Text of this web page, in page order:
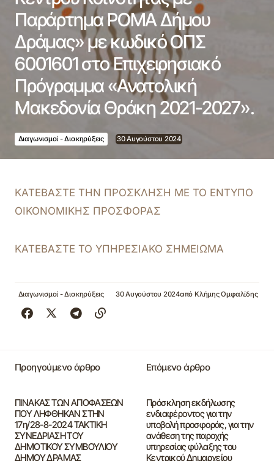
Παράρτημα ΡΟΜΑ Δήμου
Δράμας» με κωδικό ΟΠΣ
6001601 στο Επιχειρησιακό
Πρόγραμμα «Ανατολική
Μακεδονία Θράκη 2021-2027».
Διαγωνισμοί - Διακηρύξεις 30 Αυγούστου 2024
ΚΑΤΕΒΑΣΤΕ ΤΗΝ ΠΡΟΣΚΛΗΣΗ ΜΕ ΤΟ ΕΝΤΥΠΟ
ΟΙΚΟΝΟΜΙΚΗΣ ΠΡΟΣΦΟΡΑΣ
ΚΑΤΕΒΑΣΤΕ ΤΟ ΥΠΗΡΕΣΙΑΚΟ ΣΗΜΕΙΩΜΑ
Διαγωνισμοί - Διακηρύξεις 30 Αυγούστου 2024από Κλήμης Ομφαλίδης
Προηγούμενο άρθρο
ΠΙΝΑΚΑΣ ΤΩΝ ΑΠΟΦΑΣΕΩΝ
ΠΟΥ ΛΗΦΘΗΚΑΝ ΣΤΗΝ
17η/28-8-2024 ΤΑΚΤΙΚΗ
ΣΥΝΕΔΡΙΑΣΗ ΤΟΥ
ΔΗΜΟΤΙΚΟΥ ΣΥΜΒΟΥΛΙΟΥ
ΔΗΜΟΥ ΔΡΑΜΑΣ
Επόμενο άρθρο
Πρόσκληση εκδήλωσης
ενδιαφέροντος για την
υποβολή προσφοράς, για την
ανάθεση της παροχής
υπηρεσίας φύλαξης του
Κεντρικού Δημαρχείου